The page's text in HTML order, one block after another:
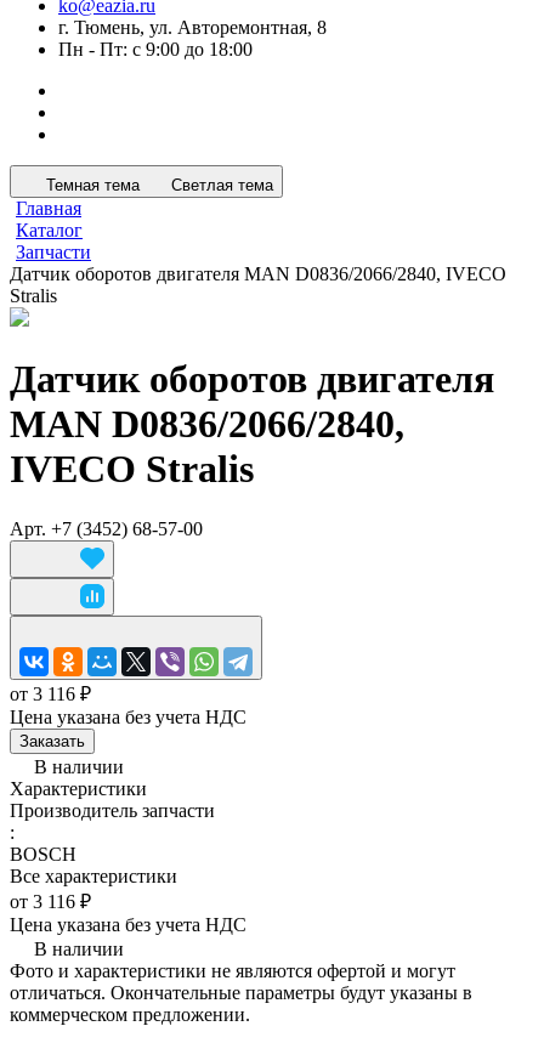
ko@eazia.ru
г. Тюмень, ул. Авторемонтная, 8
Пн - Пт: с 9:00 до 18:00
Темная тема Светлая тема
Главная
Каталог
Запчасти
Датчик оборотов двигателя MAN D0836/2066/2840, IVECO
Stralis
Датчик оборотов двигателя
MAN D0836/2066/2840,
IVECO Stralis
Арт. +7 (3452) 68-57-00
от 3 116 ₽
Цена указана без учета НДС
Заказать
В наличии
Характеристики
Производитель запчасти
:
BOSCH
Все характеристики
от 3 116 ₽
Цена указана без учета НДС
В наличии
Фото и характеристики не являются офертой и могут
отличаться. Окончательные параметры будут указаны в
коммерческом предложении.